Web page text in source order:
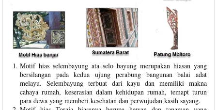
Motif hias selembayung ata selo bayung merupakan hiasan yang
bersilangan pada kedua ujung perabung bangunan balai adat
melayu. Selembayung terbuat dari kayu dan memiliki makna
cahaya rumah, keserasian dalam kehidupan rumah, temapt turun
para dewa yang memberi kesehatan dan perwujudan kasih sayang.